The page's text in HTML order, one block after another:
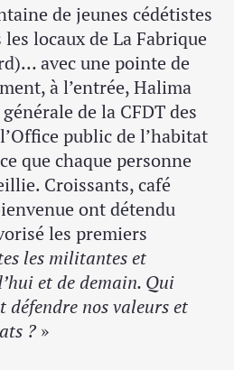
de jeunes cédétistes
locaux de La Fabrique
avec une pointe de
à l’entrée, Halima
de la CFDT des
public de l’habitat
que chaque personne
Croissants, café
ont détendu
les premiers
les militantes et
et de demain. Qui
défendre nos valeurs et
? »